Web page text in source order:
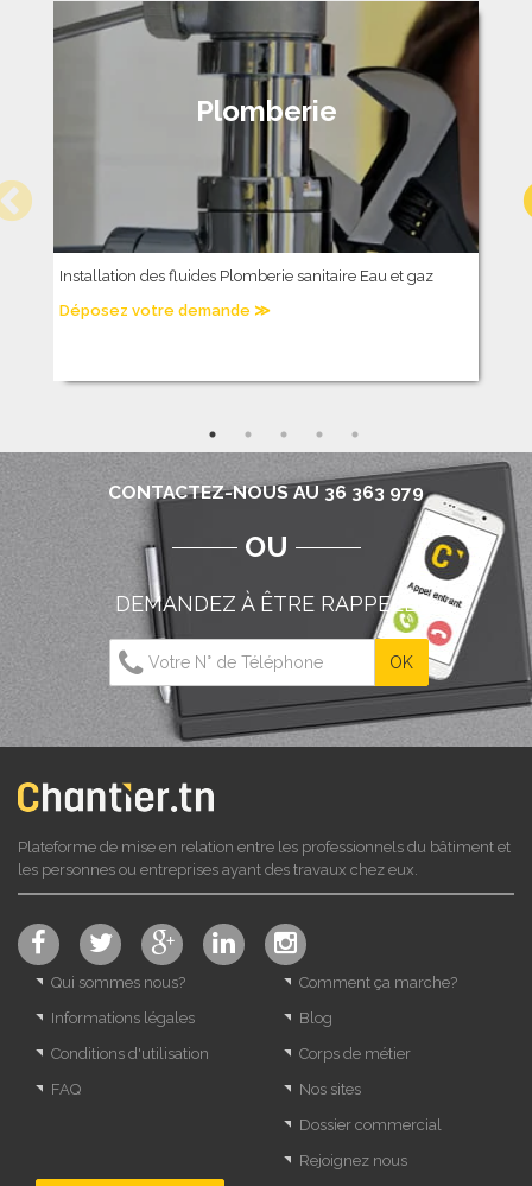
Plomberie
Installation des fluides Plomberie sanitaire Eau et gaz
Déposez votre demande ≫
CONTACTEZ-NOUS AU 36 363 979
OU
DEMANDEZ À ÊTRE RAPPELÉ
Plateforme de mise en relation entre les professionnels du bâtiment et
les personnes ou entreprises ayant des travaux chez eux.
Qui sommes nous?
Informations légales
Conditions d'utilisation
FAQ
Comment ça marche?
Blog
Corps de métier
Nos sites
Dossier commercial
Rejoignez nous